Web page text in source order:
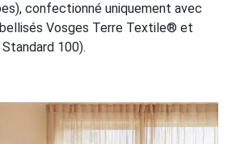
confectionné uniquement avec
Vosges Terre Textile® et
100).